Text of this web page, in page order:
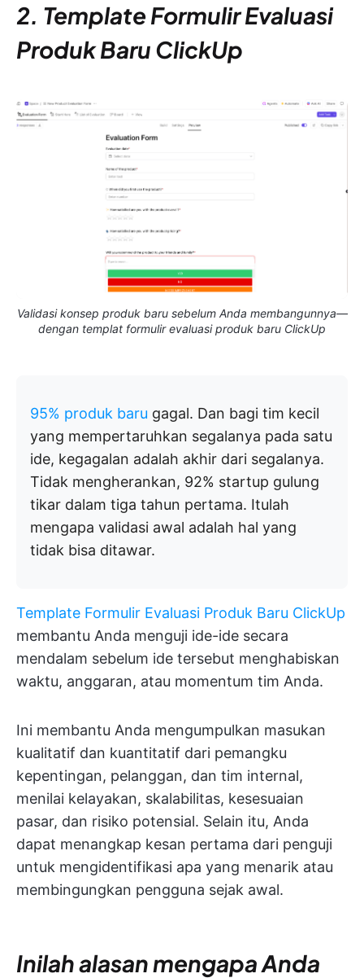
2. Template Formulir Evaluasi
Produk Baru ClickUp
Validasi konsep produk baru sebelum Anda membangunnya—
dengan templat formulir evaluasi produk baru ClickUp
95% produk baru gagal. Dan bagi tim kecil
yang mempertaruhkan segalanya pada satu
ide, kegagalan adalah akhir dari segalanya.
Tidak mengherankan, 92% startup gulung
tikar dalam tiga tahun pertama. Itulah
mengapa validasi awal adalah hal yang
tidak bisa ditawar.
Template Formulir Evaluasi Produk Baru ClickUp
membantu Anda menguji ide-ide secara
mendalam sebelum ide tersebut menghabiskan
waktu, anggaran, atau momentum tim Anda.
Ini membantu Anda mengumpulkan masukan
kualitatif dan kuantitatif dari pemangku
kepentingan, pelanggan, dan tim internal,
menilai kelayakan, skalabilitas, kesesuaian
pasar, dan risiko potensial. Selain itu, Anda
dapat menangkap kesan pertama dari penguji
untuk mengidentifikasi apa yang menarik atau
membingungkan pengguna sejak awal.
Inilah alasan mengapa Anda